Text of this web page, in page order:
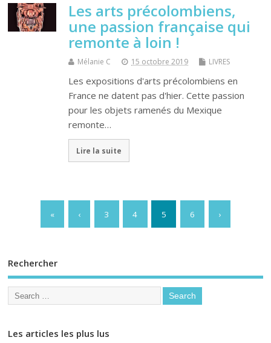
Les arts précolombiens,
une passion française qui
remonte à loin !
Mélanie C 15 octobre 2019 LIVRES
Les expositions d'arts précolombiens en
France ne datent pas d'hier. Cette passion
pour les objets ramenés du Mexique
remonte…
Lire la suite
« ‹ 3 4 5 6 ›
Rechercher
Les articles les plus lus